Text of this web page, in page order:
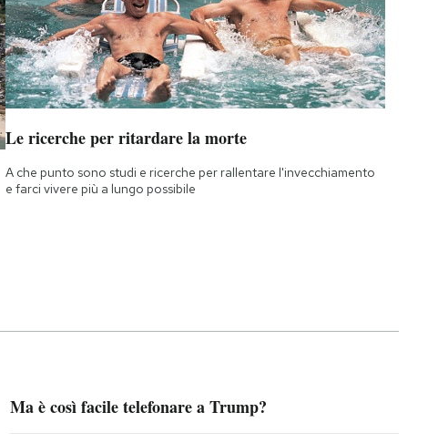
Le ricerche per ritardare la morte
A che punto sono studi e ricerche per rallentare l'invecchiamento
e farci vivere più a lungo possibile
Ma è così facile telefonare a Trump?